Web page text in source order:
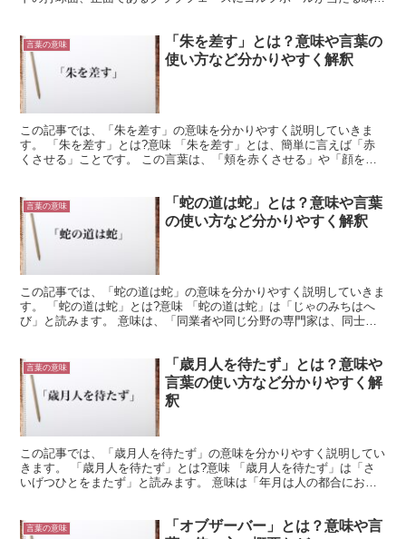
言葉の意味
「朱を差す」とは？意味や言葉の
使い方など分かりやすく解釈
この記事では、「朱を差す」の意味を分かりやすく説明していきま
す。 「朱を差す」とは?意味 「朱を差す」とは、簡単に言えば「赤
くさせる」ことです。 この言葉は、「頬を赤くさせる」や「顔を赤
言葉の意味
「蛇の道は蛇」とは？意味や言葉
の使い方など分かりやすく解釈
この記事では、「蛇の道は蛇」の意味を分かりやすく説明していきま
す。 「蛇の道は蛇」とは?意味 「蛇の道は蛇」は「じゃのみちはへ
び」と読みます。 意味は、「同業者や同じ分野の専門家は、同士の
言葉の意味
「歳月人を待たず」とは？意味や
言葉の使い方など分かりやすく解
釈
この記事では、「歳月人を待たず」の意味を分かりやすく説明してい
きます。 「歳月人を待たず」とは?意味 「歳月人を待たず」は「さ
いげつひとをまたず」と読みます。 意味は「年月は人の都合にお構
言葉の意味
「オブザーバー」とは？意味や言